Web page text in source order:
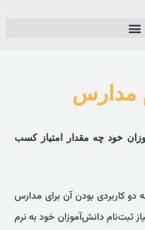
مدارس
خود چه مقدار امتیاز کسب
دو کاربردی بودن آن برای مدارس
ثبت‌نام دانش‌آموزان خود به نرم